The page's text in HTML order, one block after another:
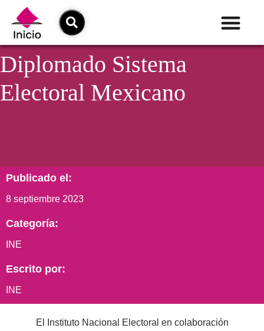
Diplomado Sistema
Electoral Mexicano
Publicado el:
8 septiembre 2023
Categoría:
INE
Escrito por:
INE
El Instituto Nacional Electoral en colaboración